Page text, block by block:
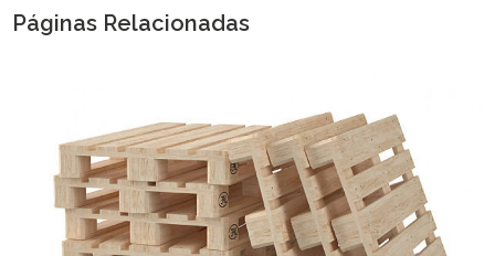
Páginas Relacionadas